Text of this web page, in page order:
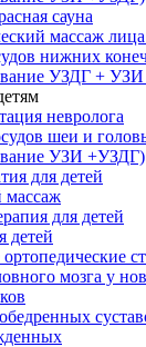
сауна
массаж
нижних
УЗДГ + УЗИ
невролога
шеи и
УЗИ +УЗДГ)
для детей
массаж
для детей
детей
мозга у